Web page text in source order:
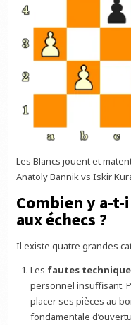
Les Blancs jouent et
Anatoly Bannik vs Iskir
Combien y a-
aux échecs ?
Il existe quatre grandes
Les fautes
personnel insuffisant.
placer ses pièces au
fondamentale